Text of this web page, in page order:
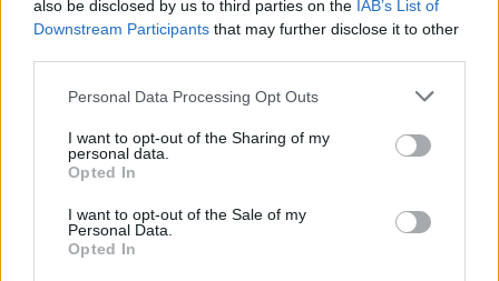
also be disclosed by us to third parties on the IAB’s List of
Downstream Participants that may further disclose it to other
Personal Data Processing Opt Outs
I want to opt-out of the Sharing of my
personal data.
Opted In
I want to opt-out of the Sale of my
Personal Data.
Opted In
podczas imprezy finałowej, gdzie m.in. wraz ze
wspomnianym koniem_94 znalazł się w grupie B.
Podział na grupy podczas finałów prezentuje się
Grupa A